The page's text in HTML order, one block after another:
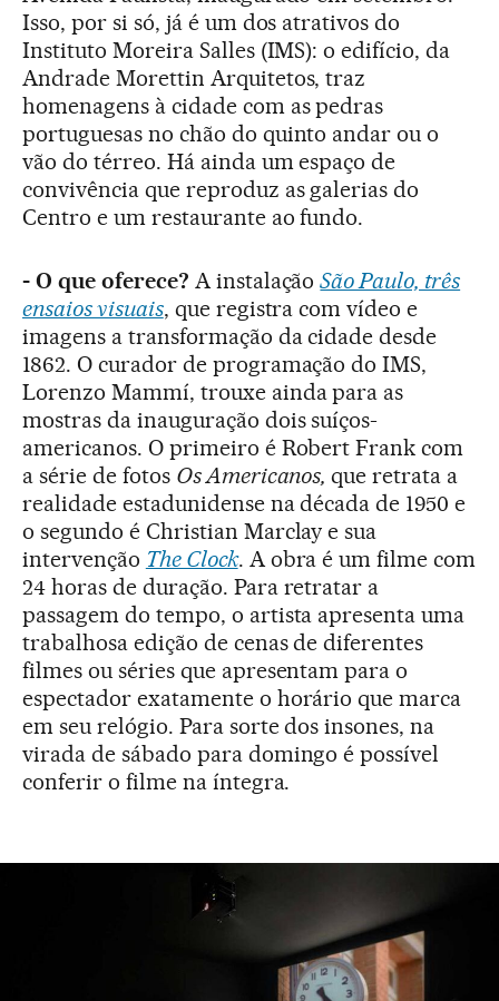
Isso, por si só, já é um dos atrativos do
Instituto Moreira Salles (IMS): o edifício, da
Andrade Morettin Arquitetos, traz
homenagens à cidade com as pedras
portuguesas no chão do quinto andar ou o
vão do térreo. Há ainda um espaço de
convivência que reproduz as galerias do
Centro e um restaurante ao fundo.
- O que oferece? A instalaçãoSão Paulo, três
ensaios visuais, que registra com vídeo e
imagens a transformação da cidade desde
1862. O curador de programação do IMS,
Lorenzo Mammí, trouxe ainda para as
mostras da inauguração dois suíços-
americanos. O primeiro é Robert Frank com
a série de fotos Os Americanos,que retrata a
realidade estadunidense na década de 1950 e
o segundo é Christian Marclay e sua
intervenção The Clock. A obra é um filme com
24 horas de duração. Para retratar a
passagem do tempo, o artista apresenta uma
trabalhosa edição de cenas de diferentes
filmes ou séries que apresentam para o
espectador exatamente o horário que marca
em seu relógio. Para sorte dos insones, na
virada de sábado para domingo é possível
conferir o filme na íntegra.